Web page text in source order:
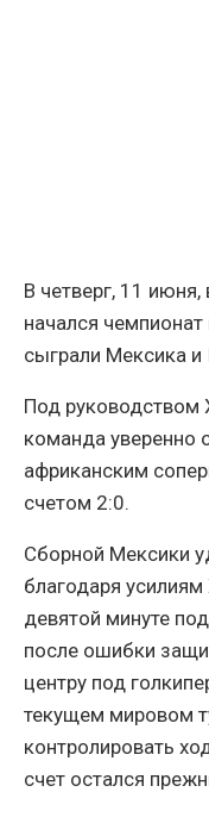
В четверг, 11
начался
сыграли Мексика
Под руководством
команда уверенно
африканским
счетом 2:0.
Сборной Мексики
благодаря
девятой минуте
после ошибки
центру под
текущем мировом
контролировать
счет остался